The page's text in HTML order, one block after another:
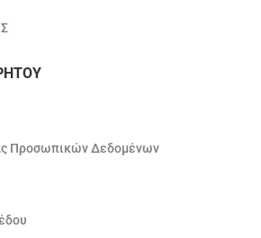
Προσωπικών Δεδομένων